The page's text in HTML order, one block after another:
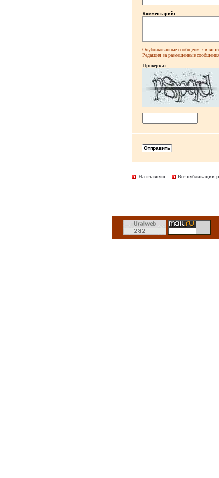
Комментарий:
Опубликованные сообщения
Редакция за размещенные сообщения
Проверка:
На главную Все публикации